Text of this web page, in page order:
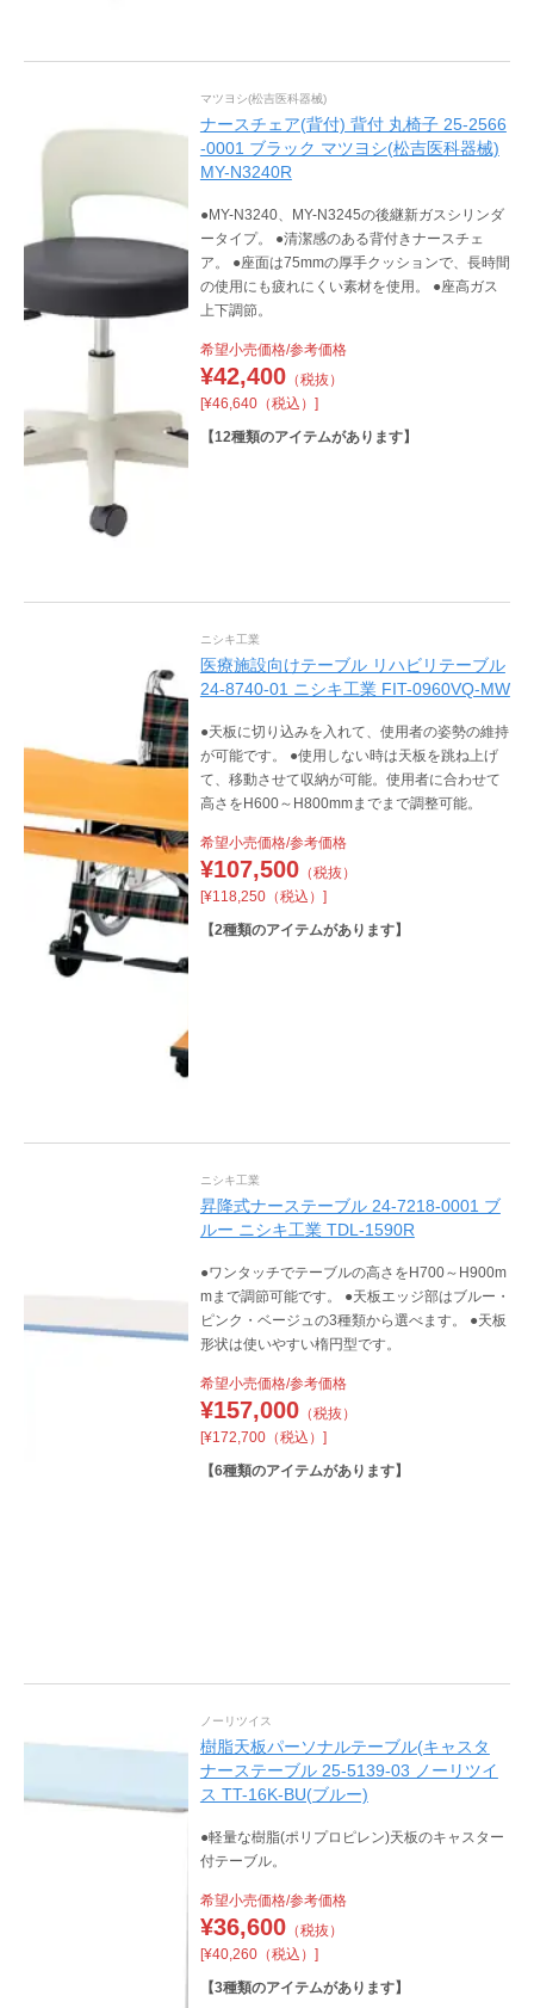
マツヨシ(松吉医科器械)
ナースチェア(背付) 背付 丸椅子 25-2566
-0001 ブラック マツヨシ(松吉医科器械)
MY-N3240R
●MY-N3240、MY-N3245の後継新ガスシリンダ
ータイプ。 ●清潔感のある背付きナースチェ
ア。 ●座面は75mmの厚手クッションで、長時間
の使用にも疲れにくい素材を使用。 ●座高ガス
上下調節。
希望小売価格/参考価格
¥42,400（税抜）
[¥46,640（税込）]
【12種類のアイテムがあります】
ニシキ工業
医療施設向けテーブル リハビリテーブル
24-8740-01 ニシキ工業 FIT-0960VQ-MW
●天板に切り込みを入れて、使用者の姿勢の維持
が可能です。 ●使用しない時は天板を跳ね上げ
て、移動させて収納が可能。使用者に合わせて
高さをH600～H800mmまでまで調整可能。
希望小売価格/参考価格
¥107,500（税抜）
[¥118,250（税込）]
【2種類のアイテムがあります】
ニシキ工業
昇降式ナーステーブル 24-7218-0001 ブ
ルー ニシキ工業 TDL-1590R
●ワンタッチでテーブルの高さをH700～H900m
mまで調節可能です。 ●天板エッジ部はブルー・
ピンク・ベージュの3種類から選べます。 ●天板
形状は使いやすい楕円型です。
希望小売価格/参考価格
¥157,000（税抜）
[¥172,700（税込）]
【6種類のアイテムがあります】
ノーリツイス
樹脂天板パーソナルテーブル(キャスタ
ナーステーブル 25-5139-03 ノーリツイ
ス TT-16K-BU(ブルー)
●軽量な樹脂(ポリプロピレン)天板のキャスター
付テーブル。
希望小売価格/参考価格
¥36,600（税抜）
[¥40,260（税込）]
【3種類のアイテムがあります】